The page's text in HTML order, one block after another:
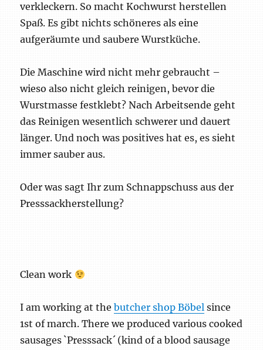
verkleckern. So macht Kochwurst herstellen
Spaß. Es gibt nichts schöneres als eine
aufgeräumte und saubere Wurstküche.
Die Maschine wird nicht mehr gebraucht –
wieso also nicht gleich reinigen, bevor die
Wurstmasse festklebt? Nach Arbeitsende geht
das Reinigen wesentlich schwerer und dauert
länger. Und noch was positives hat es, es sieht
immer sauber aus.
Oder was sagt Ihr zum Schnappschuss aus der
Presssackherstellung?
Clean work
I am working at thebutcher shop Böbel since
1st of march. There we produced various cooked
sausages `Presssack´ (kind of a blood sausage